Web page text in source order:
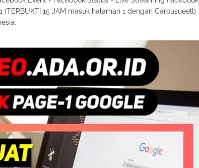
15 JAM masuk halaman 1 dengan Carousueell)